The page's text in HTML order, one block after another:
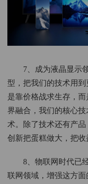
7、成为液晶显示
型，把我们的技术用
是靠价格战求生存，
界融合，我们的核心
术。除了技术还有产
创新把蛋糕做大，把收
8、物联网时代已
联网领域，增强这方